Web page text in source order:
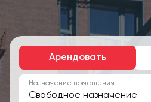
Арендовать
Назначение помещения
Свободное назначение